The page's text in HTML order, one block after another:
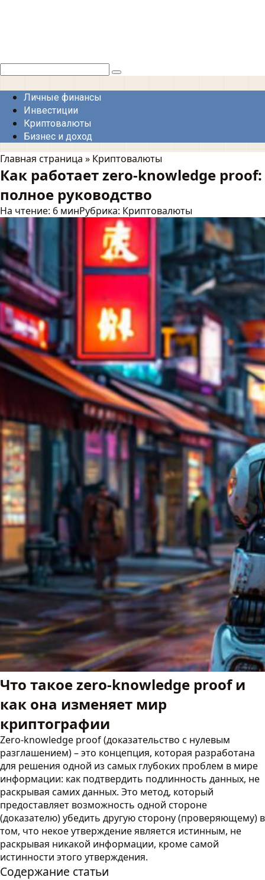
Поиск:
Личные финансы
Инвестиции
Криптовалюты
Бизнес и доход
Главная страница » Криптовалюты
Как работает zero-knowledge proof:
полное руководство
На чтение: 6 минРубрика: Криптовалюты
Что такое zero-knowledge proof и
как она изменяет мир
криптографии
Zero-knowledge proof (доказательство с нулевым
разглашением) – это концепция, которая разработана
для решения одной из самых глубоких проблем в мире
информации: как подтвердить подлинность данных, не
раскрывая самих данных. Это метод, который
предоставляет возможность одной стороне
(доказателю) убедить другую сторону (проверяющему) в
том, что некое утверждение является истинным, не
раскрывая никакой информации, кроме самой
истинности этого утверждения.
Содержание статьи